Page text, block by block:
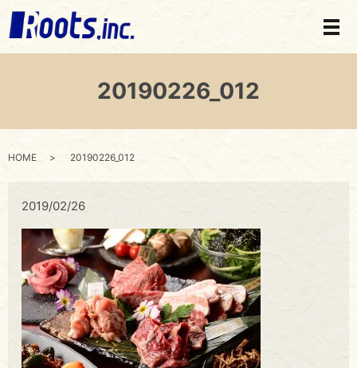
メ
20190226_012
HOME 20190226_012
2019/02/26